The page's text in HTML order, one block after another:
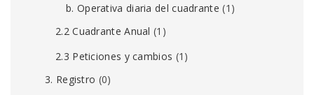
b. Operativa diaria del cuadrante (1)
2.2 Cuadrante Anual (1)
2.3 Peticiones y cambios (1)
3. Registro (0)